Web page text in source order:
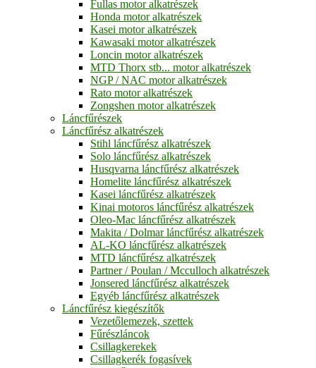
Fullas motor alkatrészek
Honda motor alkatrészek
Kasei motor alkatrészek
Kawasaki motor alkatrészek
Loncin motor alkatrészek
MTD Thorx stb... motor alkatrészek
NGP / NAC motor alkatrészek
Rato motor alkatrészek
Zongshen motor alkatrészek
Láncfűrészek
Láncfűrész alkatrészek
Stihl láncfűrész alkatrészek
Solo láncfűrész alkatrészek
Husqvarna láncfűrész alkatrészek
Homelite láncfűrész alkatrészek
Kasei láncfűrész alkatrészek
Kinai motoros láncfűrész alkatrészek
Oleo-Mac láncfűrész alkatrészek
Makita / Dolmar láncfűrész alkatrészek
AL-KO láncfűrész alkatrészek
MTD láncfűrész alkatrészek
Partner / Poulan / Mcculloch alkatrészek
Jonsered láncfűrész alkatrészek
Egyéb láncfűrész alkatrészek
Láncfűrész kiegészítők
Vezetőlemezek, szettek
Fűrészláncok
Csillagkerekek
Csillagkerék fogasívek